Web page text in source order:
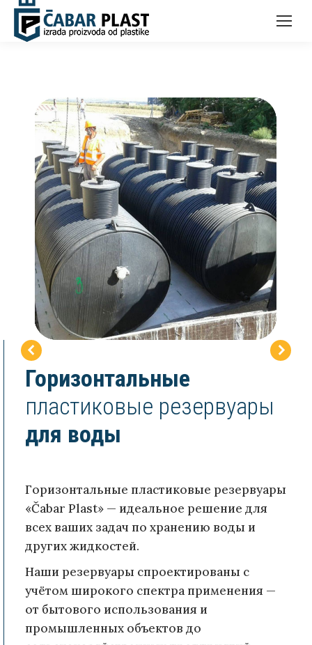
Горизонтальные
пластиковые резервуары
для воды
Горизонтальные пластиковые резервуары
«Čabar Plast» — идеальное решение для
всех ваших задач по хранению воды и
других жидкостей.
Наши резервуары спроектированы с
учётом широкого спектра применения —
от бытового использования и
промышленных объектов до